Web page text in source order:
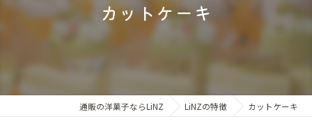
カットケーキ
通販の洋菓子ならLiNZ LiNZの特徴 カットケーキ